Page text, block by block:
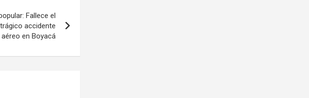
Fallece el
accidente
aéreo en Boyacá